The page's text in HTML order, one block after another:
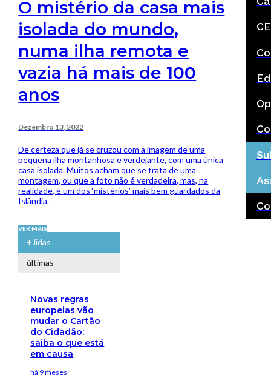
O mistério da casa mais
isolada do mundo,
numa ilha remota e
vazia há mais de 100
anos
Dezembro 13, 2022
De certeza que já se cruzou com a imagem de uma
pequena ilha montanhosa e verdejante, com uma única
casa isolada. Muitos acham que se trata de uma
montagem, ou que a foto não é verdadeira, mas, na
realidade, é um dos ‘mistérios’ mais bem guardados da
Islândia.
VER MAIS
+ lidas
últimas
Novas regras
europeias vão
mudar o Cartão
do Cidadão:
saiba o que está
em causa
há 9 meses